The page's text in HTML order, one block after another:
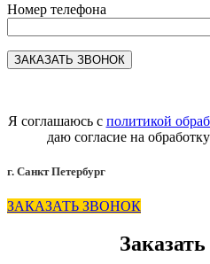
Номер телефона
Я соглашаюсь с политикой
даю согласие на
г. Санкт Петербург
ЗАКАЗАТЬ ЗВОНОК